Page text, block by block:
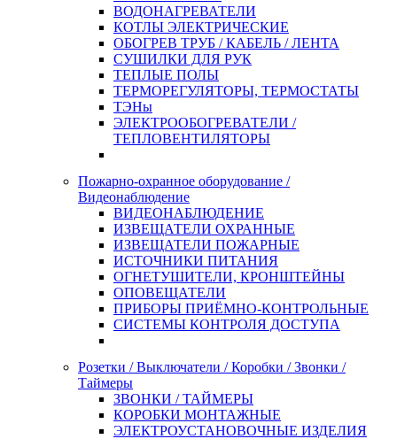
ВОДОНАГРЕВАТЕЛИ
КОТЛЫ ЭЛЕКТРИЧЕСКИЕ
ОБОГРЕВ ТРУБ / КАБЕЛЬ / ЛЕНТА
СУШИЛКИ ДЛЯ РУК
ТЕПЛЫЕ ПОЛЫ
ТЕРМОРЕГУЛЯТОРЫ, ТЕРМОСТАТЫ
ТЭНы
ЭЛЕКТРООБОГРЕВАТЕЛИ /
ТЕПЛОВЕНТИЛЯТОРЫ
Пожарно-охранное оборудование /
Видеонаблюдение
ВИДЕОНАБЛЮДЕНИЕ
ИЗВЕЩАТЕЛИ ОХРАННЫЕ
ИЗВЕЩАТЕЛИ ПОЖАРНЫЕ
ИСТОЧНИКИ ПИТАНИЯ
ОГНЕТУШИТЕЛИ, КРОНШТЕЙНЫ
ОПОВЕЩАТЕЛИ
ПРИБОРЫ ПРИЁМНО-КОНТРОЛЬНЫЕ
СИСТЕМЫ КОНТРОЛЯ ДОСТУПА
Розетки / Выключатели / Коробки / Звонки /
Таймеры
ЗВОНКИ / ТАЙМЕРЫ
КОРОБКИ МОНТАЖНЫЕ
ЭЛЕКТРОУСТАНОВОЧНЫЕ ИЗДЕЛИЯ